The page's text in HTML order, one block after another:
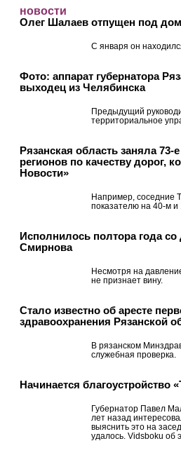
новости
Олег Шалаев отпущен под
С января он
Фото: аппарат губернатора
выходец из Челябинска
Предыдущий
территориальное
Рязанская область заняла 73-
регионов по качеству дорог,
Новости»
Например, соседние
показателю на 40-м и
Исполнилось полтора года со
Смирнова
Несмотря на
не признает вину.
Стало известно об аресте
здравоохранения Рязанской
В рязанском
служебная проверка.
Начинается благоустройство
Губернатор Павел
лет назад
выяснить это на
удалось. Vidsboku об